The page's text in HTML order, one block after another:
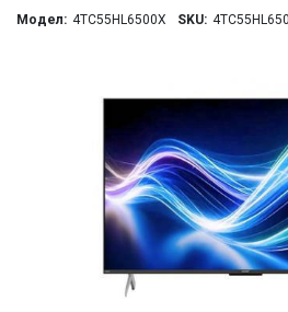
Модел: 4TC55HL6500X SKU: